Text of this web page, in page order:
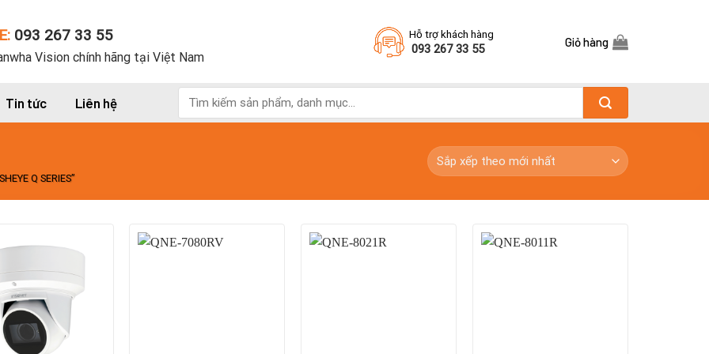
093 267 33 55
Vision chính hãng tại Việt Nam
Hỗ trợ khách hàng
093 267 33 55
Giỏ hàng
Tin tức Liên hệ
kiếm:
Q SERIES”